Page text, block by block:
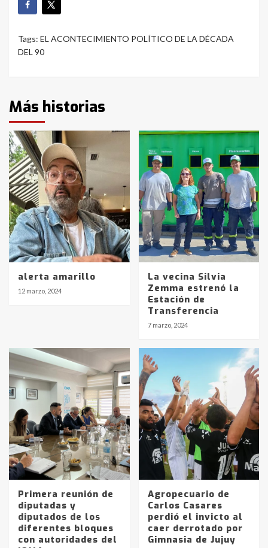
Tags: EL ACONTECIMIENTO POLÍTICO DE LA DÉCADA
DEL 90
Más historias
alerta amarillo
12 marzo, 2024
La vecina Silvia
Zemma estrenó la
Estación de
Transferencia
7 marzo, 2024
Primera reunión de
diputadas y
diputados de los
diferentes bloques
con autoridades del
Agropecuario de
Carlos Casares
perdió el invicto al
caer derrotado por
Gimnasia de Jujuy
Identidad de los adolescentes